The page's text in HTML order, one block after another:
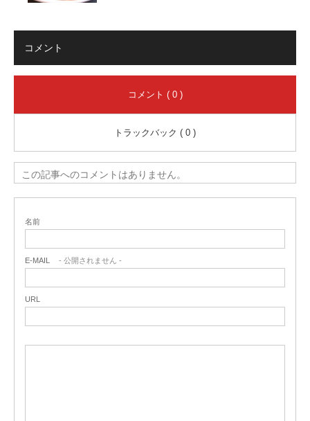
コメント
コメント ( 0 )
トラックバック ( 0 )
この記事へのコメントはありません。
名前
E-MAIL - 公開されません -
URL